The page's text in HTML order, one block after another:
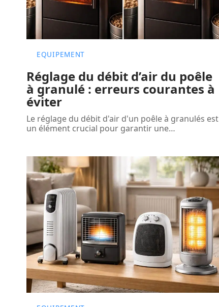
EQUIPEMENT
Réglage du débit d’air du poêle
à granulé : erreurs courantes à
éviter
Le réglage du débit d'air d'un poêle à granulés est
un élément crucial pour garantir une…